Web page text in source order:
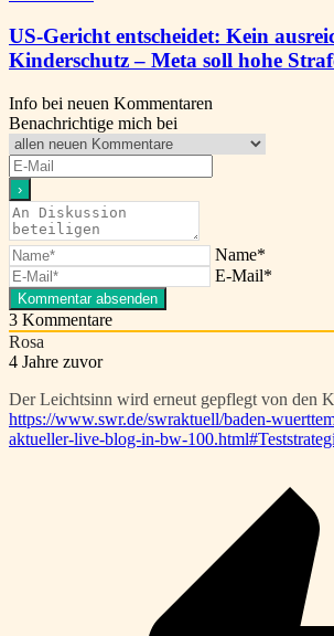
US-Gericht entscheidet: Kein
Kinderschutz – Meta soll hohe
Info bei neuen Kommentaren
Benachrichtige mich bei
Name*
E-Mail*
3 Kommentare
Rosa
4 Jahre zuvor
Der Leichtsinn wird erneut gepflegt von den
https://www.swr.de/swraktuell/baden-
aktueller-live-blog-in-bw-